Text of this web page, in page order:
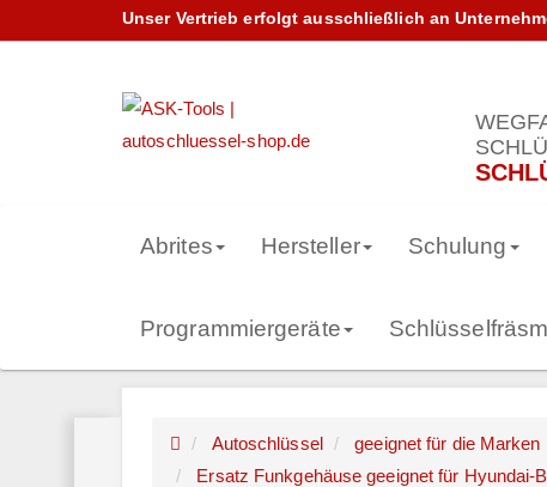
Unser Vertrieb erfolgt ausschließlich an
Abrites Hersteller Schulung
Programmiergeräte
Autoschlüssel geeignet für die Marken
Ersatz Funkgehäuse geeignet für Hyundai-